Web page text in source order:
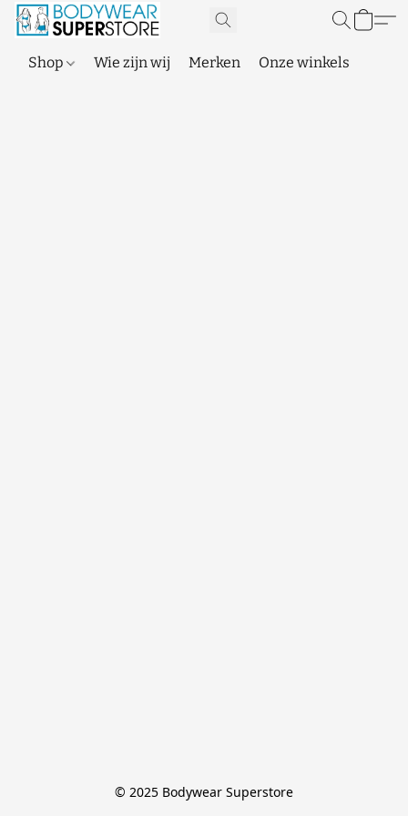
Shop Wie zijn wij Merken Onze winkels
© 2025 Bodywear Superstore